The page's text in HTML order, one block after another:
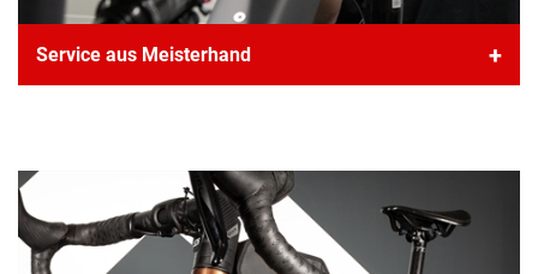
Service aus Meisterhand
dich da. Mit ruhiger Hand und ein Auge auf Qualität
bieten wir von der Inspektion über sämtliche